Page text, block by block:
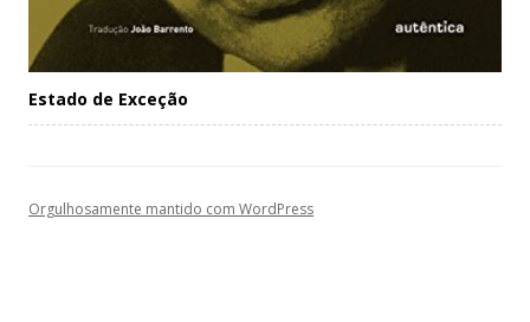
Estado de Exceção
Orgulhosamente mantido com WordPress